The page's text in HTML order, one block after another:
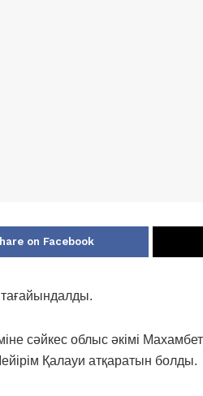
on Facebook
сәйкес облыс әкімі
Қалауи атқаратын болды.